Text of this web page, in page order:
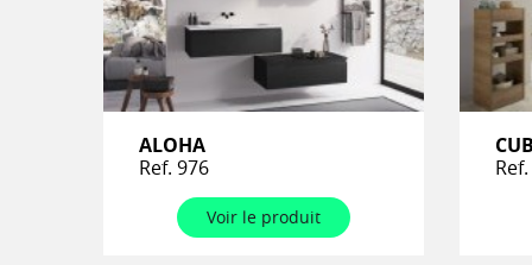
ALOHA
Ref. 976
Voir le produit